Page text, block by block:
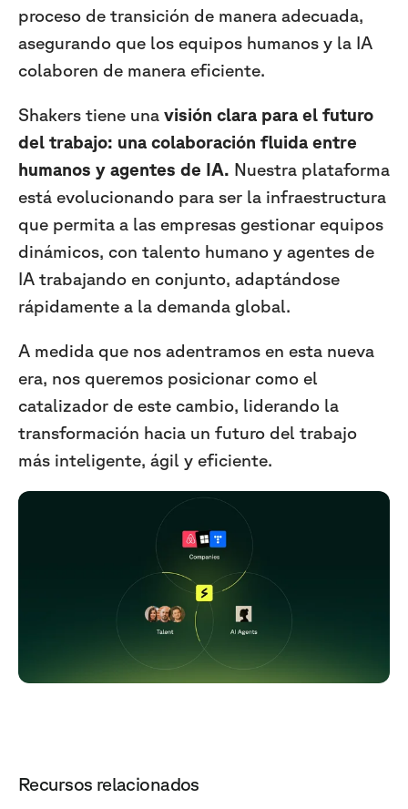
proceso de transición de manera adecuada,
asegurando que los equipos humanos y la IA
colaboren de manera eficiente.
Shakers tiene una visión clara para el futuro
del trabajo: una colaboración fluida entre
humanos y agentes de IA. Nuestra plataforma
está evolucionando para ser la infraestructura
que permita a las empresas gestionar equipos
dinámicos, con talento humano y agentes de
IA trabajando en conjunto, adaptándose
rápidamente a la demanda global.
A medida que nos adentramos en esta nueva
era, nos queremos posicionar como el
catalizador de este cambio, liderando la
transformación hacia un futuro del trabajo
más inteligente, ágil y eficiente.
Recursos relacionados